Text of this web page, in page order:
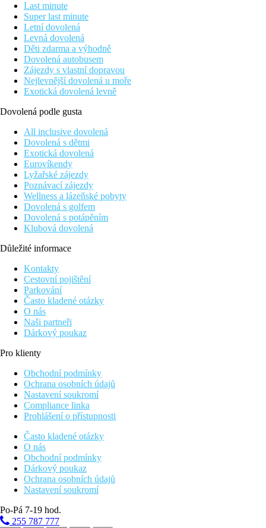
Last minute
Super last minute
Letní dovolená
Levná dovolená
Děti zdarma a výhodně
Dovolená autobusem
Zájezdy s vlastní dopravou
Nejlevnější dovolená u moře
Exotická dovolená levně
Dovolená podle gusta
All inclusive dovolená
Dovolená s dětmi
Exotická dovolená
Eurovíkendy
Lyžařské zájezdy
Poznávací zájezdy
Wellness a lázeňské pobyty
Dovolená s golfem
Dovolená s potápěním
Klubová dovolená
Důležité informace
Kontakty
Cestovní pojištění
Parkování
Často kladené otázky
O nás
Naši partneři
Dárkový poukaz
Pro klienty
Obchodní podmínky
Ochrana osobních údajů
Nastavení soukromí
Compliance linka
Prohlášení o přístupnosti
Často kladené otázky
O nás
Obchodní podmínky
Dárkový poukaz
Ochrana osobních údajů
Nastavení soukromí
Po-Pá 7-19 hod.
255 787 777